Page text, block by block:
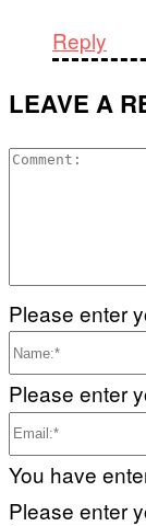
Reply
LEAVE A
Please enter
Please enter
You have
Please enter